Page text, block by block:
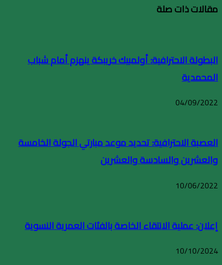
مقالات ذات صلة
البطولة الاحترافية: أولمبيك خريبكة ينهزم أمام شباب
المحمدية
04/09/2022
العصبة الاحترافية: تحديد موعد مبارتي الجولة الخامسة
والعشرين والسادسة والعشرين
10/06/2022
إعلان: عملية الانتقاء الخاصة بالفئات العمرية النسوية
10/10/2024